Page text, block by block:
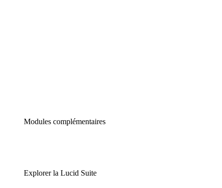
Modules complémentaires
Explorer la Lucid Suite